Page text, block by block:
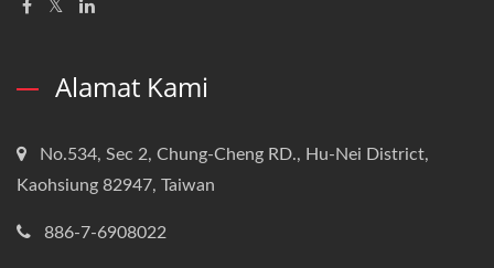
Alamat Kami
No.534, Sec 2, Chung-Cheng RD., Hu-Nei District,
Kaohsiung 82947, Taiwan
886-7-6908022